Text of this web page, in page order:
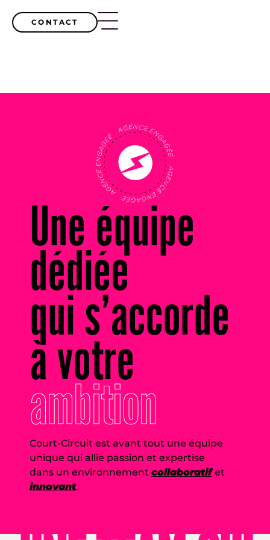
CONTACT
Une équipe
dédiée
qui s’accorde
à votre
ambition
Court-Circuit est avant tout une équipe
unique qui allie passion et expertise
dans un environnement collaboratifet
innovant.